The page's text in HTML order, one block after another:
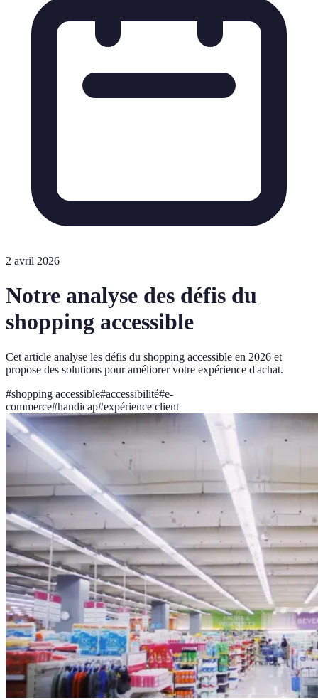
2 avril 2026
Notre analyse des défis du
shopping accessible
Cet article analyse les défis du shopping accessible en 2026 et
propose des solutions pour améliorer votre expérience d'achat.
#shopping accessible#accessibilité#e-
commerce#handicap#expérience client